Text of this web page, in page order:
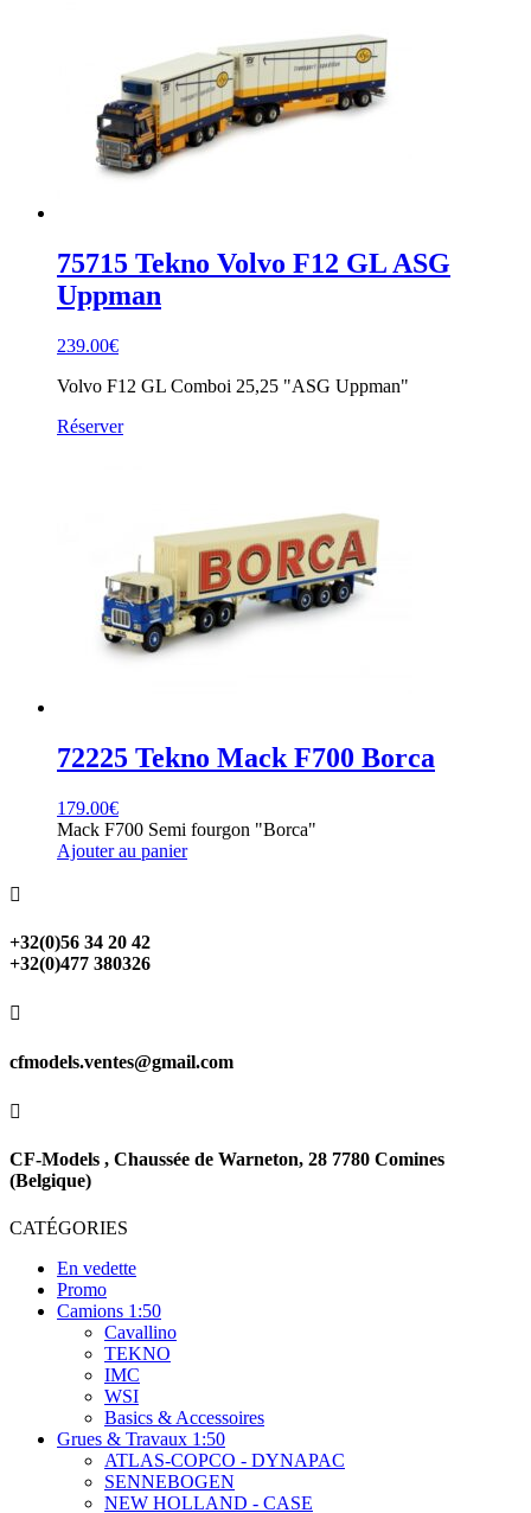
75715 Tekno Volvo F12 GL ASG
Uppman
239.00€
Volvo F12 GL Comboi 25,25 "ASG Uppman"
Réserver
72225 Tekno Mack F700 Borca
179.00€
Mack F700 Semi fourgon "Borca"
Ajouter au panier

+32(0)56 34 20 42
+32(0)477 380326

cfmodels.ventes@gmail.com

CF-Models , Chaussée de Warneton, 28 7780 Comines
(Belgique)
CATÉGORIES
En vedette
Promo
Camions 1:50
Cavallino
TEKNO
IMC
WSI
Basics & Accessoires
Grues & Travaux 1:50
ATLAS-COPCO - DYNAPAC
SENNEBOGEN
NEW HOLLAND - CASE